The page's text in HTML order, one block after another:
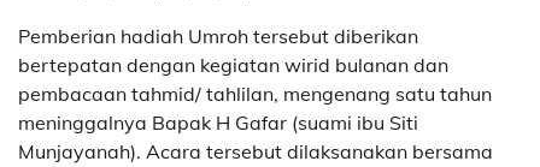
Pemberian hadiah Umroh tersebut diberikan
bertepatan dengan kegiatan wirid bulanan dan
pembacaan tahmid/ tahlilan, mengenang satu tahun
meninggalnya Bapak H Gafar (suami ibu Siti
Munjayanah). Acara tersebut dilaksanakan bersama